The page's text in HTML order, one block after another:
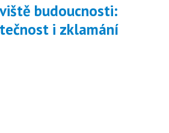
inteligence.
i zklamání